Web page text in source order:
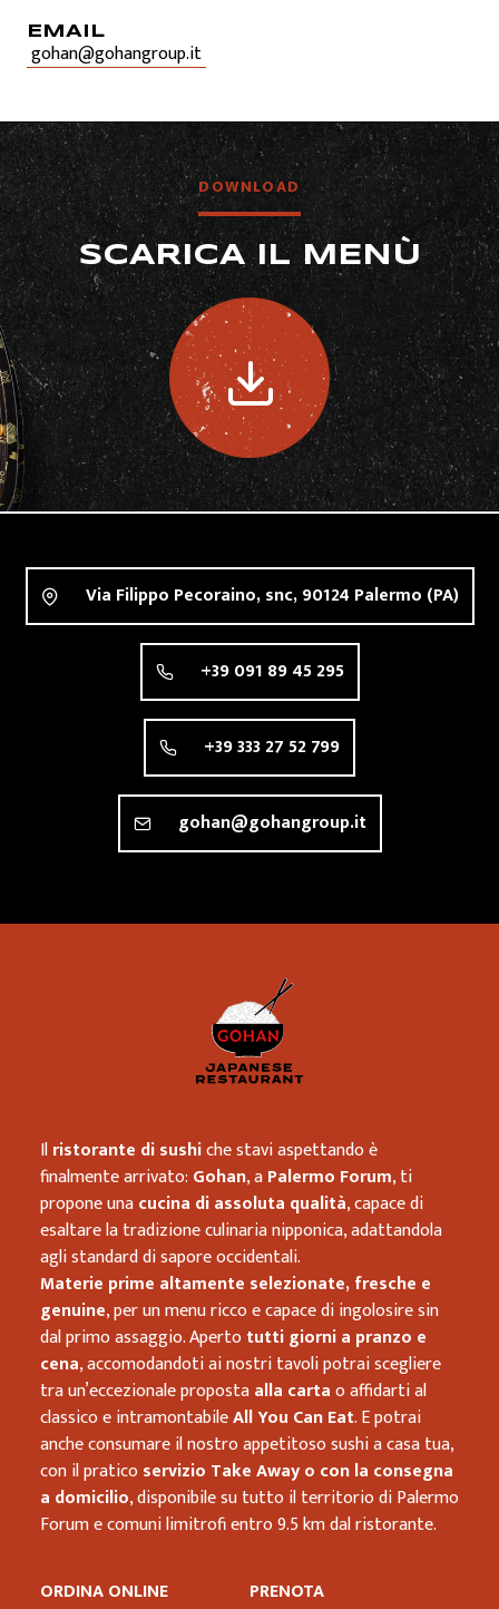
EMAIL
gohan@gohangroup.it
DOWNLOAD
SCARICA IL MENÙ
Via Filippo Pecoraino, snc,90124 Palermo (PA)
+39 091 89 45 295
+39 333 27 52 799
gohan@gohangroup.it
Ilristorante di sushiche stavi aspettando è
finalmente arrivato: Gohan, aPalermo Forum, ti
propone unacucina di assoluta qualità, capace di
esaltare la tradizione culinaria nipponica, adattandola
agli standard di sapore occidentali.
Materie prime altamente selezionate, fresche e
genuine, per un menu ricco e capace di ingolosire sin
dal primo assaggio. Aperto tutti giorni a pranzo e
cena, accomodandoti ai nostri tavoli potrai scegliere
tra un’eccezionale propostaalla cartao affidarti al
classico e intramontabileAll You Can Eat. E potrai
anche consumare il nostro appetitoso sushi a casa tua,
con il pratico servizio Take Away o con la consegna
a domicilio, disponibile su tutto il territorio di Palermo
Forum e comuni limitrofi entro 9.5 km dal ristorante.
ORDINA ONLINE PRENOTA